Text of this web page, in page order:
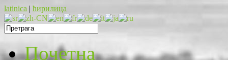
latinica | ћирилица
Почетна